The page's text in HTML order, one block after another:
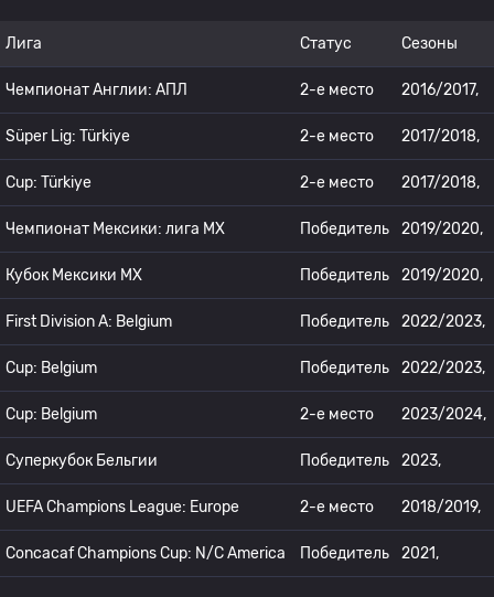
Лига Статус Сезоны
Чемпионат Англии: АПЛ 2-е место 2016/2017,
Süper Lig: Türkiye 2-е место 2017/2018,
Cup: Türkiye 2-е место 2017/2018,
Чемпионат Мексики: лига МХ Победитель 2019/2020,
Кубок Мексики MX Победитель 2019/2020,
First Division A: Belgium Победитель 2022/2023,
Cup: Belgium Победитель 2022/2023,
Cup: Belgium 2-е место 2023/2024,
Суперкубок Бельгии Победитель 2023,
UEFA Champions League: Europe 2-е место 2018/2019,
Concacaf Champions Cup: N/C America Победитель 2021,